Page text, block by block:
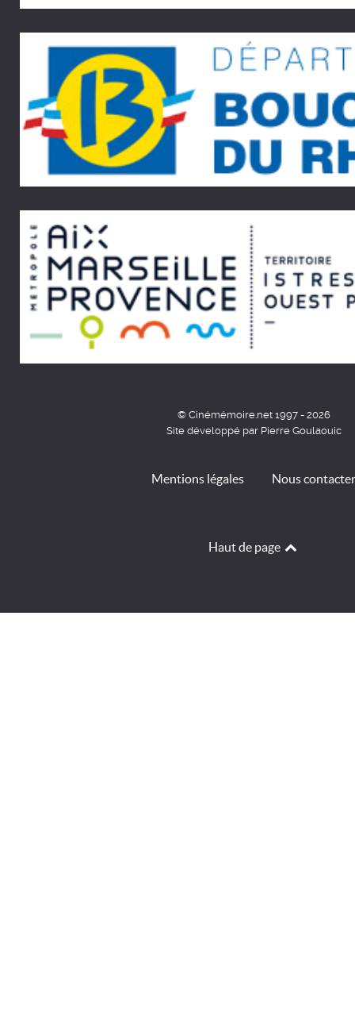
© Cinémémoire.net 1997 - 2026
Site développé par Pierre Goulaouic
Mentions légales Nous contacter
Haut de page